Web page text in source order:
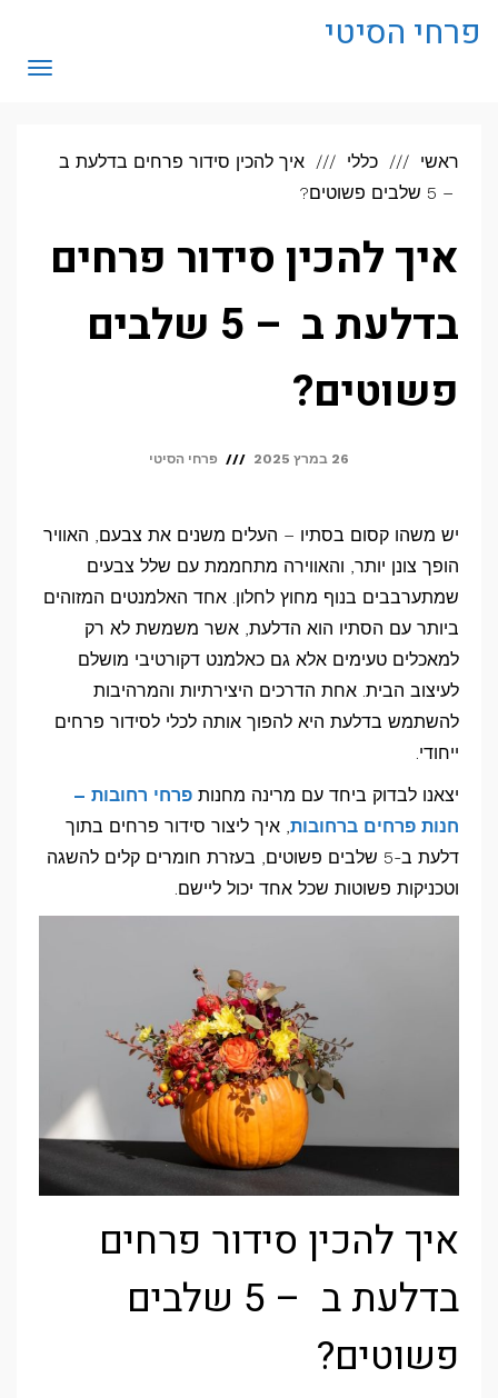
פרחי הסיטי
ראשי כללי
איך להכין סידור פרחים בדלעת ב
– 5 שלבים פשוטים?
איך להכין סידור פרחים
בדלעת ב – 5 שלבים
פשוטים?
26 במרץ 2025 פרחי הסיטי
יש משהו קסום בסתיו – העלים משנים את צבעם, האוויר
הופך צונן יותר, והאווירה מתחממת עם שלל צבעים
שמתערבבים בנוף מחוץ לחלון. אחד האלמנטים המזוהים
ביותר עם הסתיו הוא הדלעת, אשר משמשת לא רק
למאכלים טעימים אלא גם כאלמנט דקורטיבי מושלם
לעיצוב הבית. אחת הדרכים היצירתיות והמרהיבות
להשתמש בדלעת היא להפוך אותה לכלי לסידור פרחים
ייחודי.
יצאנו לבדוק ביחד עם מרינה מחנות פרחי רחובות –
חנות פרחים ברחובות, איך ליצור סידור פרחים בתוך
דלעת ב-5 שלבים פשוטים, בעזרת חומרים קלים להשגה
וטכניקות פשוטות שכל אחד יכול ליישם.
איך להכין סידור פרחים
בדלעת ב – 5 שלבים
פשוטים?